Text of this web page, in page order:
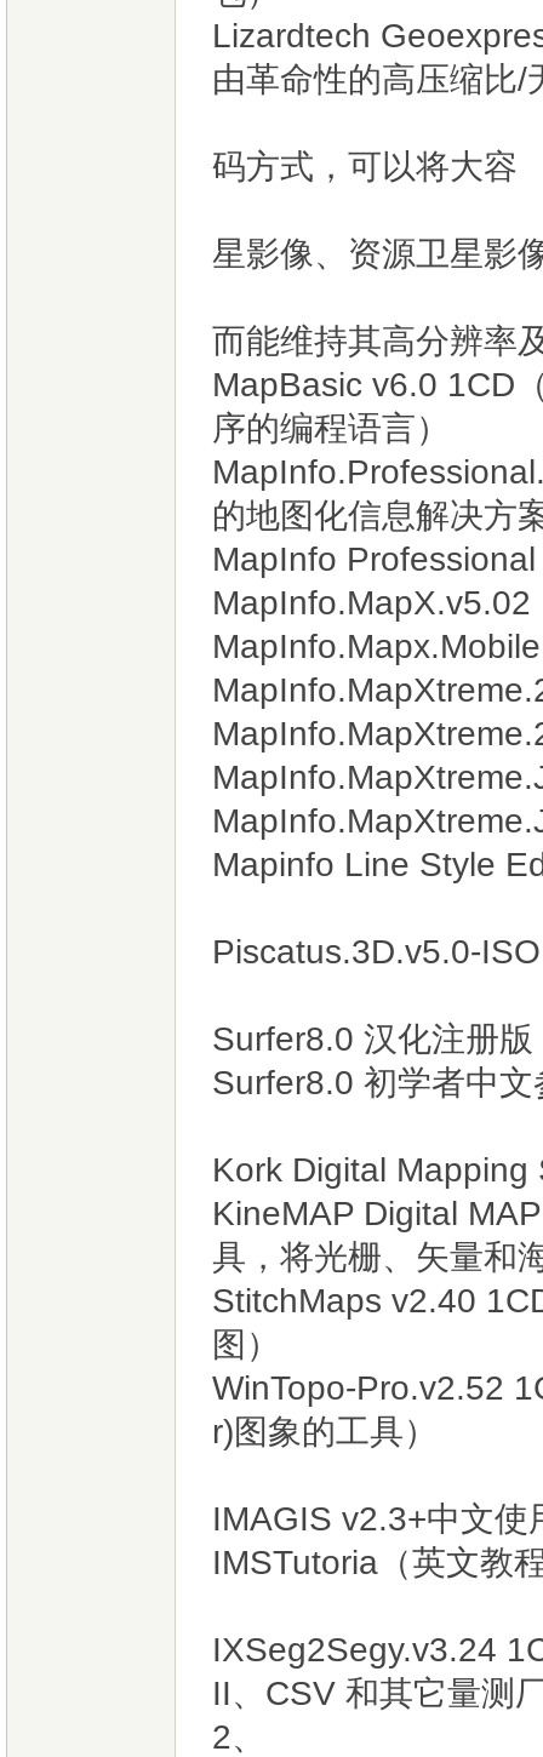
Lizardtech
由革命性的高压缩比/
码方式，可以将大容
星影像、资源卫星影
而能维持其高分辨率
MapBasic v6.0 1CD
序的编程语言）
的地图化信息解决方
MapInfo
MapInfo.MapX.v5.02
Mapinfo Line Style
Piscatus.3D.v5.0-
Surfer8.0 汉化注册
Surfer8.0 初学者中文
Kork Digital
KineMAP Digital
具，将光栅、矢量和
StitchMaps v2.40
图）
WinTopo-Pro.v2.52
r)图象的工具）
IMAGIS v2.3+中文使
IMSTutoria（英文教
IXSeg2Segy.v3.24
II、CSV 和其它量测
2、